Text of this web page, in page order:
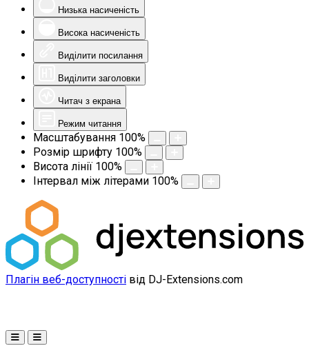
Низька насиченість
Висока насиченість
Виділити посилання
Виділити заголовки
Читач з екрана
Режим читання
Масштабування 100%
Розмір шрифту 100%
Висота лінії 100%
Інтервал між літерами 100%
Плагін веб-доступності від DJ-Extensions.com